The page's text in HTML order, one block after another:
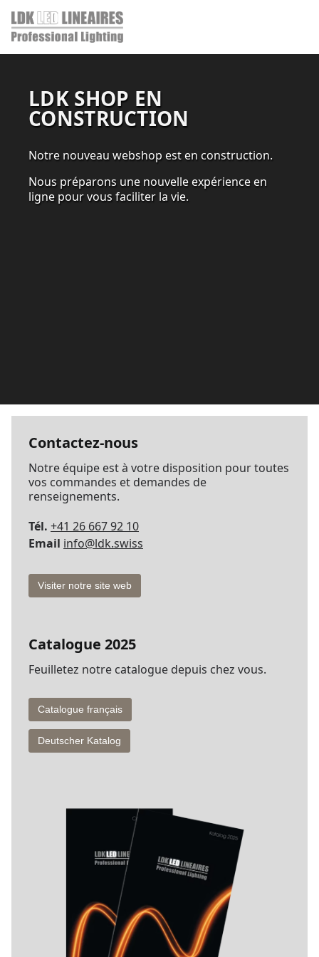
LDK SHOP EN
CONSTRUCTION
Notre nouveau webshop est en construction.
Nous préparons une nouvelle expérience en
ligne pour vous faciliter la vie.
Contactez-nous
Notre équipe est à votre disposition pour toutes
vos commandes et demandes de
renseignements.
Tél. +41 26 667 92 10
Email info@ldk.swiss
Visiter notre site web
Catalogue 2025
Feuilletez notre catalogue depuis chez vous.
Catalogue français
Deutscher Katalog